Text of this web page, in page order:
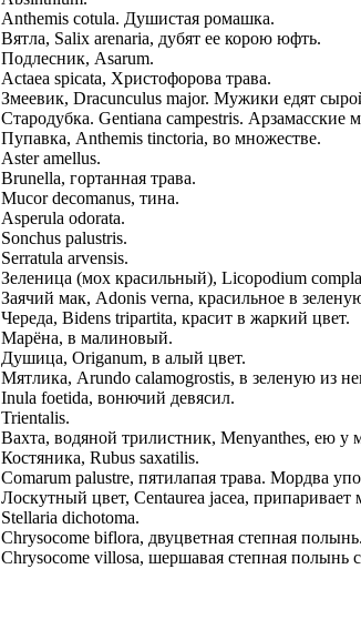
Anthemis cotula. Душистая ромашка.
Вятла, Salix arenaria, дубят ее корою юфть.
Подлесник, Asarum.
Actaea spicata, Христофорова трава.
Змеевик, Dracunculus major. Мужики едят
Стародубка. Gentiana campestris.
Пупавка, Anthemis tinctoria, во множестве.
Aster amellus.
Brunella, гортанная трава.
Mucor decomanus, тина.
Asperula odorata.
Sonchus palustris.
Serratula arvensis.
Зеленица (мох красильный), Licopodium
Заячий мак, Adonis verna, красильное в
Череда, Bidens tripartita, красит в жаркий цвет.
Марёна, в малиновый.
Душица, Origanum, в алый цвет.
Мятлика, Arundo calamogrostis, в зеленую из
Inula foetida, вонючий девясил.
Trientalis.
Вахта, водяной трилистник, Menyanthes, ею
Костяника, Rubus saxatilis.
Comarum palustre, пятилапая трава. Мордва
Лоскутный цвет, Centaurea jacea, припаривает
Stellaria dichotoma.
Chrysocome biflora, двуцветная степная полынь.
Chrysocome villosa, шершавая степная полынь